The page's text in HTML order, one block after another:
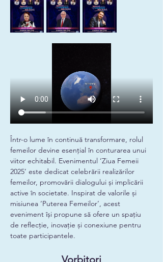
Într-o lume în continuă transformare, rolul
femeilor devine esențial în conturarea unui
viitor echitabil. Evenimentul ‘Ziua Femeii
2025’ este dedicat celebrării realizărilor
femeilor, promovării dialogului și implicării
active în societate. Inspirat de valorile și
misiunea ‘Puterea Femeilor’, acest
eveniment își propune să ofere un spațiu
de reflecție, inovație și conexiune pentru
toate participantele.
Vorbitori